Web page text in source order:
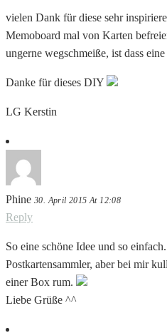
vielen Dank für diese sehr
Memoboard mal von Karten
ungerne wegschmeiße, ist dass
Danke für dieses DIY
LG Kerstin
Phine 30. April 2015 At 12:08
Reply
So eine schöne Idee und so
Postkartensammler, aber bei mir
einer Box rum.
Liebe Grüße ^^